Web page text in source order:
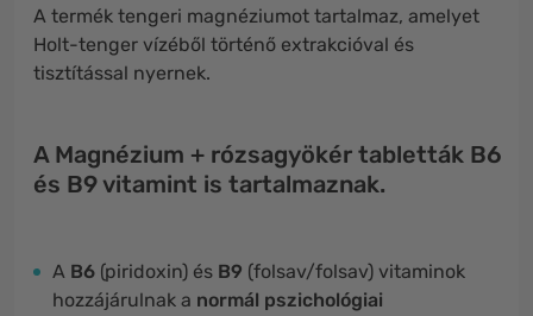
A termék tengeri magnéziumot tartalmaz, amelyet
Holt-tenger vízéből történő extrakcióval és
tisztítással nyernek.
A Magnézium + rózsagyökér tabletták B6
és B9 vitamint is tartalmaznak.
A B6 (piridoxin) és B9 (folsav/folsav) vitaminok
hozzájárulnak a normál pszichológiai